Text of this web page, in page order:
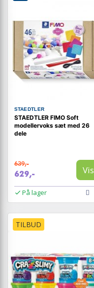
STAEDTLER
STAEDTLER FIMO Soft
modellervoks sæt med 26
dele
639,-
629,- Vis
På lager
TILBUD